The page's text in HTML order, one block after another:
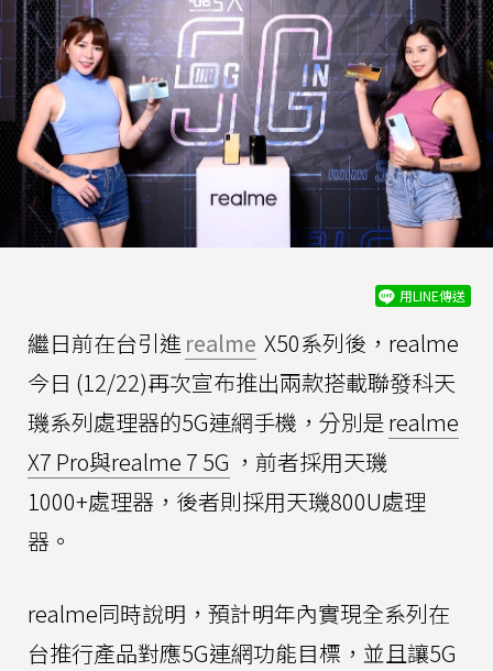
用LINE傳送
繼日前在台引進 realme X50系列後，realme
今日 (12/22)再次宣布推出兩款搭載聯發科天
璣系列處理器的5G連網手機，分別是realme
X7 Pro與realme 7 5G ，前者採用天璣
1000+處理器，後者則採用天璣800U處理
器。
realme同時說明，預計明年內實現全系列在
台推行產品對應5G連網功能目標，並且讓5G